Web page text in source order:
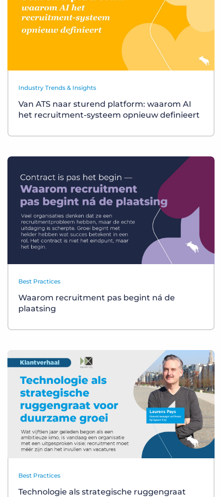
Industry Trends & Insights
Van ATS naar sturend platform: waarom AI
het recruitment-systeem opnieuw definieert
Best Practices
Waarom recruitment pas begint ná de
plaatsing
Best Practices
Technologie als strategische ruggengraat